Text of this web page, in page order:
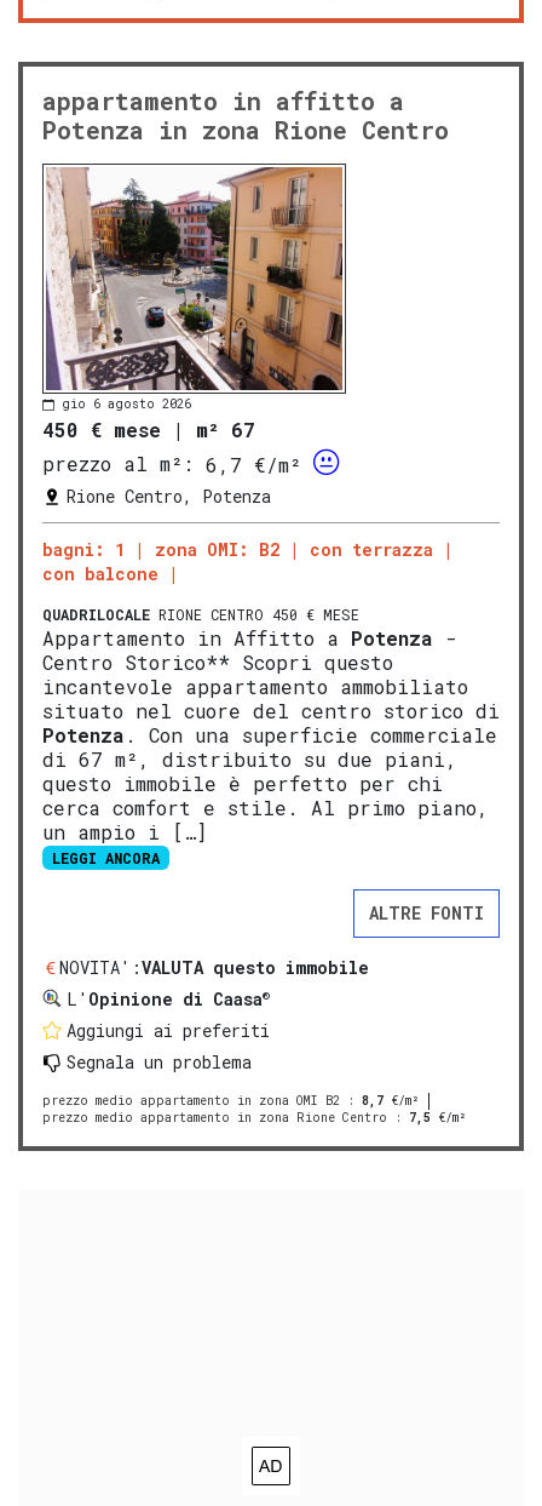
appartamento in affitto a
Potenza in zona Rione Centro
gio 6 agosto 2026
450 € mese | m² 67
prezzo al m²:
6,7 €/m²
Rione Centro, Potenza
bagni: 1 zona OMI: B2
con terrazza
con balcone
QUADRILOCALE RIONE CENTRO 450 € MESE
Appartamento in Affitto a Potenza -
Centro Storico** Scopri questo
incantevole appartamento ammobiliato
situato nel cuore del centro storico di
Potenza . Con una superficie commerciale
di 67 m², distribuito su due piani,
questo immobile è perfetto per chi
cerca comfort e stile. Al primo piano,
un ampio i […]
LEGGI ANCORA
ALTRE FONTI
NOVITA':VALUTA questo immobile
L' Opinione di Caasa®
Aggiungi ai preferiti
Segnala un problema
prezzo medio appartamento in zona OMI B2 : 8,7 €/m²
prezzo medio appartamento in zona Rione Centro : 7,5 €/m²